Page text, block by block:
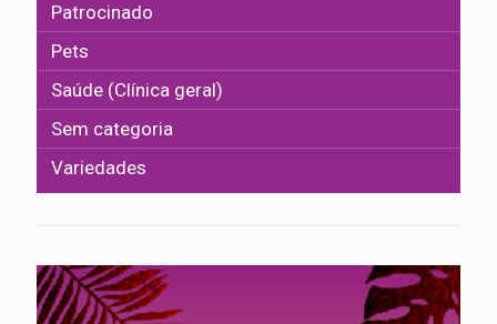
Patrocinado
Pets
Saúde (Clínica geral)
Sem categoria
Variedades